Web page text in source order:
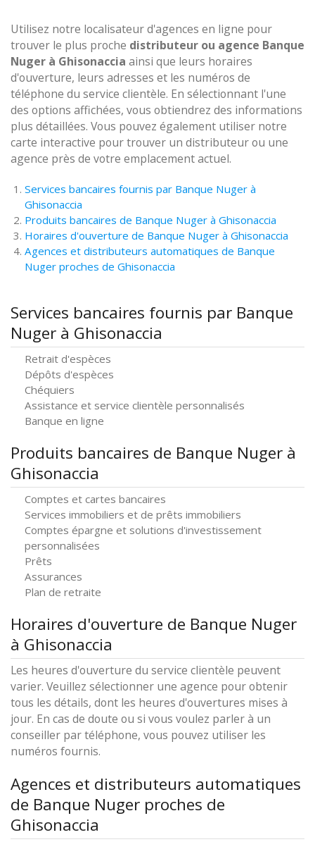
Utilisez notre localisateur d'agences en ligne pour
trouver le plus proche distributeur ou agence Banque
Nuger à Ghisonaccia ainsi que leurs horaires
d'ouverture, leurs adresses et les numéros de
téléphone du service clientèle. En sélectionnant l'une
des options affichées, vous obtiendrez des informations
plus détaillées. Vous pouvez également utiliser notre
carte interactive pour trouver un distributeur ou une
agence près de votre emplacement actuel.
Services bancaires fournis par Banque Nuger à
Ghisonaccia
Produits bancaires de Banque Nuger à Ghisonaccia
Horaires d'ouverture de Banque Nuger à Ghisonaccia
Agences et distributeurs automatiques de Banque
Nuger proches de Ghisonaccia
Services bancaires fournis par Banque
Nuger à Ghisonaccia
Retrait d'espèces
Dépôts d'espèces
Chéquiers
Assistance et service clientèle personnalisés
Banque en ligne
Produits bancaires de Banque Nuger à
Ghisonaccia
Comptes et cartes bancaires
Services immobiliers et de prêts immobiliers
Comptes épargne et solutions d'investissement
personnalisées
Prêts
Assurances
Plan de retraite
Horaires d'ouverture de Banque Nuger
à Ghisonaccia
Les heures d'ouverture du service clientèle peuvent
varier. Veuillez sélectionner une agence pour obtenir
tous les détails, dont les heures d'ouvertures mises à
jour. En cas de doute ou si vous voulez parler à un
conseiller par téléphone, vous pouvez utiliser les
numéros fournis.
Agences et distributeurs automatiques
de Banque Nuger proches de
Ghisonaccia